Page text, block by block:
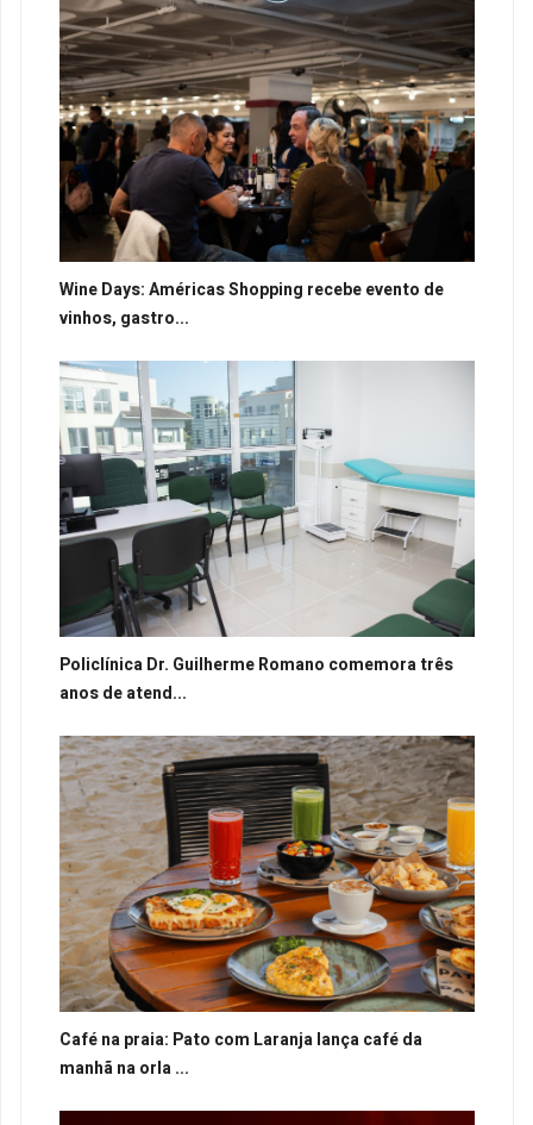
Wine Days: Américas Shopping recebe evento de
vinhos, gastro...
Policlínica Dr. Guilherme Romano comemora três
anos de atend...
Café na praia: Pato com Laranja lança café da
manhã na orla ...